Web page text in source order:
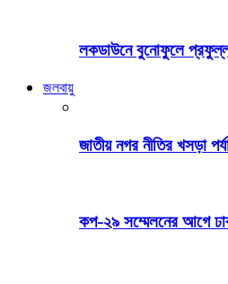
লকডাউনে বুনোফুলে
জলবায়ু
জাতীয় নগর নীতির খসড়া
কপ-২৯ সম্মেলনের আগে